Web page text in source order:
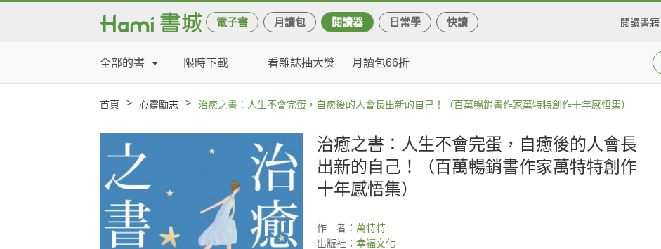
電子書 月讀包 閱讀器 日常學 快讀 閱讀書籍
全部的書 限時下載 看雜誌抽大獎 月讀包66折
首頁 > 心靈勵志 > 治癒之書：人生不會完蛋，自癒後的人會長出新的自己！（百萬暢銷書作家萬特特創作十年感悟集）
治癒之書：人生不會完蛋，自癒後的人會長
出新的自己！（百萬暢銷書作家萬特特創作
十年感悟集）
作 者： 萬特特
出版社： 幸福文化